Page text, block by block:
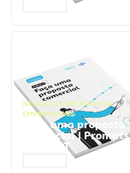
NEGÓCIOS, PROCESSOS
EMPRESARIAIS
Faça uma proposta
comercial | Prompts
ChatGPT